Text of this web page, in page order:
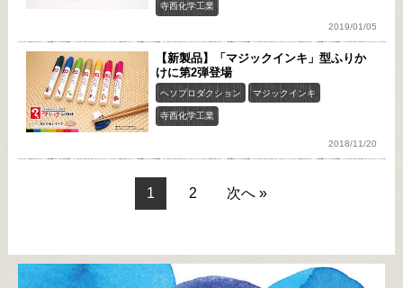
寺西化学工業
2019/01/05
【新製品】「マジックインキ」型ふりか
けに第2弾登場
ヘソプロダクション マジックインキ
寺西化学工業
2018/11/20
1 2 次へ »